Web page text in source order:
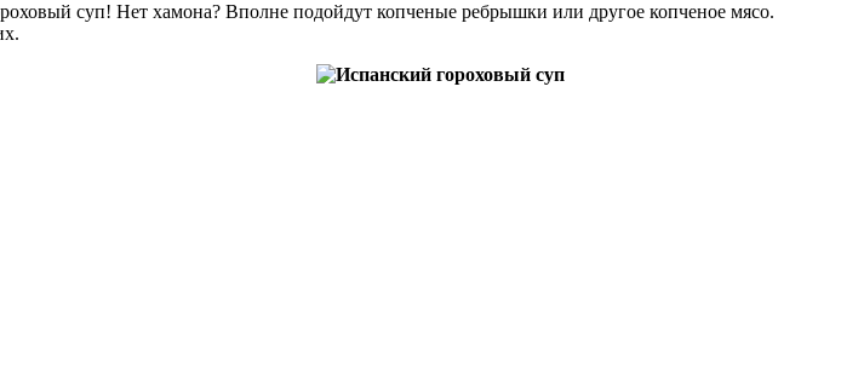
суп! Нет хамона? Вполне подойдут копченые ребрышки или другое копченое мясо.